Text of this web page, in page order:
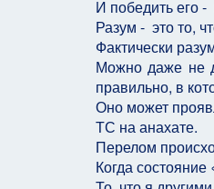
И победить его
Разум - это то,
Фактически
Можно даже не
правильно, в
Оно может
ТС на анахате.
Перелом
Когда